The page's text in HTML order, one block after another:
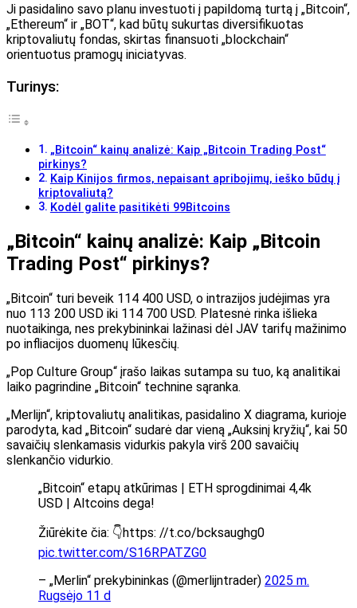
Ji pasidalino savo planu investuoti į papildomą turtą į „Bitcoin“,
„Ethereum“ ir „BOT“, kad būtų sukurtas diversifikuotas
kriptovaliutų fondas, skirtas finansuoti „blockchain“
orientuotus pramogų iniciatyvas.
Turinys:
„Bitcoin“ kainų analizė: Kaip „Bitcoin Trading Post“
pirkinys?
Kaip Kinijos firmos, nepaisant apribojimų, ieško būdų į
kriptovaliutą?
Kodėl galite pasitikėti 99Bitcoins
„Bitcoin“ kainų analizė: Kaip „Bitcoin
Trading Post“ pirkinys?
„Bitcoin“ turi beveik 114 400 USD, o intrazijos judėjimas yra
nuo 113 200 USD iki 114 700 USD. Platesnė rinka išlieka
nuotaikinga, nes prekybininkai lažinasi dėl JAV tarifų mažinimo
po infliacijos duomenų lūkesčių.
„Pop Culture Group“ įrašo laikas sutampa su tuo, ką analitikai
laiko pagrindine „Bitcoin“ technine sąranka.
„Merlijn“, kriptovaliutų analitikas, pasidalino X diagrama, kurioje
parodyta, kad „Bitcoin“ sudarė dar vieną „Auksinį kryžių“, kai 50
savaičių slenkamasis vidurkis pakyla virš 200 savaičių
slenkančio vidurkio.
„Bitcoin“ etapų atkūrimas | ETH sprogdinimai 4,4k
USD | Altcoins dega!
Žiūrėkite čia: 👇https: //t.co/bcksaughg0
pic.twitter.com/S16RPATZG0
– „Merlin“ prekybininkas (@merlijntrader) 2025 m.
Rugsėjo 11 d